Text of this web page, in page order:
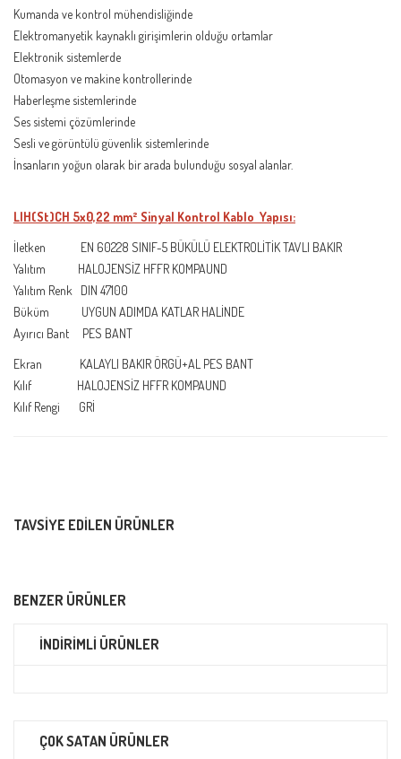
Kumanda ve kontrol mühendisliğinde
Elektromanyetik kaynaklı girişimlerin olduğu ortamlar
Elektronik sistemlerde
Otomasyon ve makine kontrollerinde
Haberleşme sistemlerinde
Ses sistemi çözümlerinde
Sesli ve görüntülü güvenlik sistemlerinde
İnsanların yoğun olarak bir arada bulunduğu sosyal alanlar.
LIH(St)CH 5x0,22 mm² Sinyal Kontrol Kablo Yapısı:
İletken EN 60228 SINIF-5 BÜKÜLÜ ELEKTROLİTİK TAVLI BAKIR
Yalıtım HALOJENSİZ HFFR KOMPAUND
Yalıtım Renk DIN 47100
Büküm UYGUN ADIMDA KATLAR HALİNDE
Ayırıcı Bant PES BANT
Ekran KALAYLI BAKIR ÖRGÜ+AL PES BANT
Kılıf HALOJENSİZ HFFR KOMPAUND
Kılıf Rengi GRİ
TAVSIYE EDILEN ÜRÜNLER
BENZER ÜRÜNLER
İNDİRİMLİ ÜRÜNLER
ÇOK SATAN ÜRÜNLER